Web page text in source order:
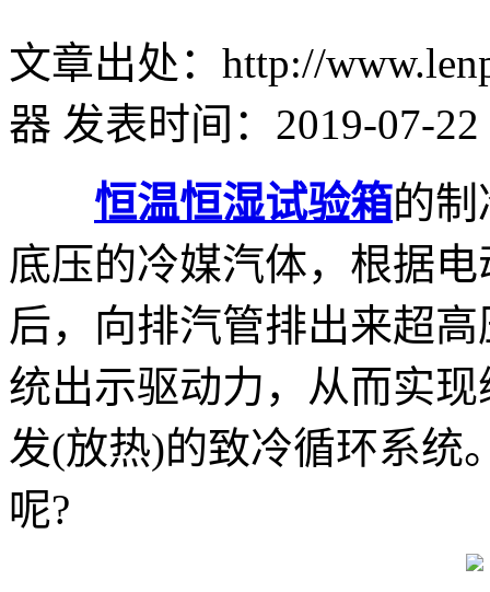
文章出处：http://
器 发表时间：2019-07-22
恒温恒湿试验箱的
底压的冷媒汽体，根据
后，向排汽管排出来超
统出示驱动力，从而
发(放热)的致冷循环系统
呢?